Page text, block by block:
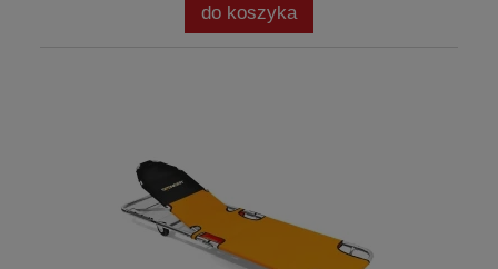
do koszyka